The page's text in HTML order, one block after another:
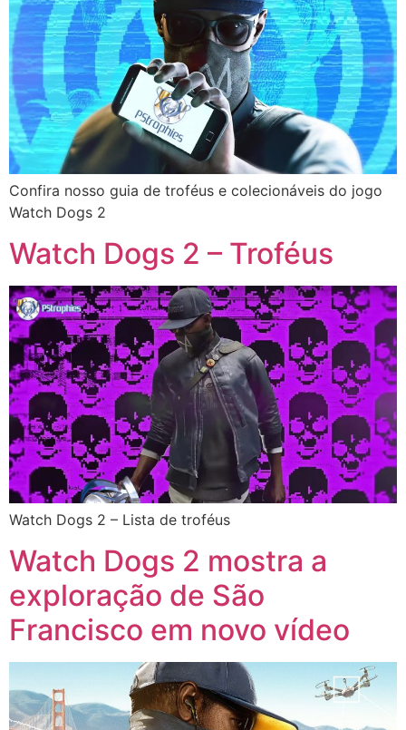
Confira nosso guia de troféus e colecionáveis do jogo
Watch Dogs 2
Watch Dogs 2 – Troféus
Watch Dogs 2 – Lista de troféus
Watch Dogs 2 mostra a
exploração de São
Francisco em novo vídeo